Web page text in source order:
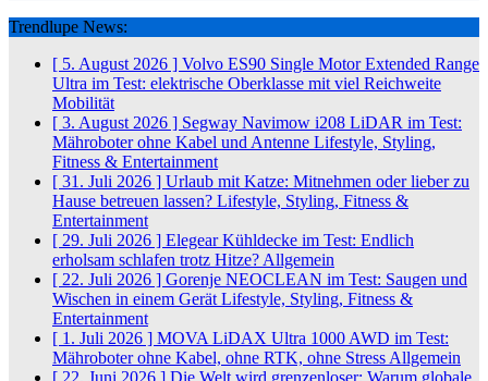
Trendlupe News:
[ 5. August 2026 ] Volvo ES90 Single Motor Extended Range
Ultra im Test: elektrische Oberklasse mit viel Reichweite
Mobilität
[ 3. August 2026 ] Segway Navimow i208 LiDAR im Test:
Mähroboter ohne Kabel und Antenne Lifestyle, Styling,
Fitness & Entertainment
[ 31. Juli 2026 ] Urlaub mit Katze: Mitnehmen oder lieber zu
Hause betreuen lassen? Lifestyle, Styling, Fitness &
Entertainment
[ 29. Juli 2026 ] Elegear Kühldecke im Test: Endlich
erholsam schlafen trotz Hitze? Allgemein
[ 22. Juli 2026 ] Gorenje NEOCLEAN im Test: Saugen und
Wischen in einem Gerät Lifestyle, Styling, Fitness &
Entertainment
[ 1. Juli 2026 ] MOVA LiDAX Ultra 1000 AWD im Test:
Mähroboter ohne Kabel, ohne RTK, ohne Stress Allgemein
[ 22. Juni 2026 ] Die Welt wird grenzenloser: Warum globale